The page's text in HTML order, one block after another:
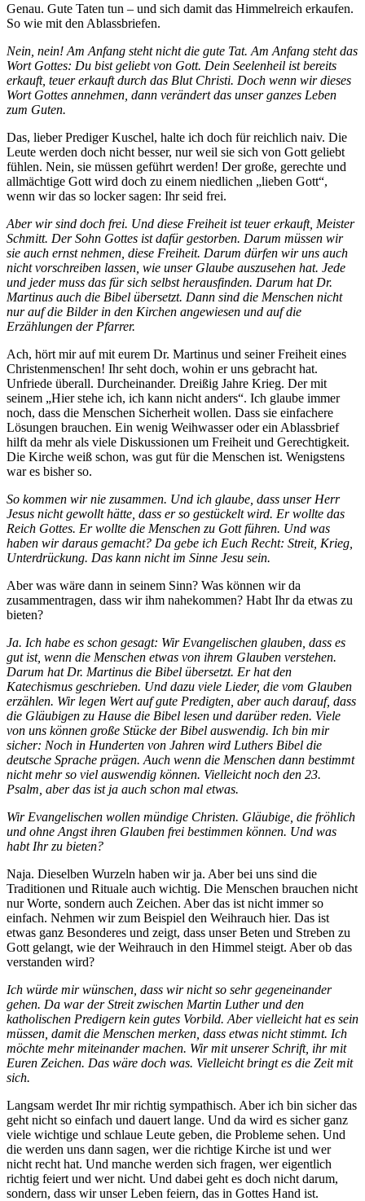
Genau. Gute Taten tun – und sich damit das Himmelreich erkaufen.
So wie mit den Ablassbriefen.
Nein, nein! Am Anfang steht nicht die gute Tat. Am Anfang steht das
Wort Gottes: Du bist geliebt von Gott. Dein Seelenheil ist bereits
erkauft, teuer erkauft durch das Blut Christi. Doch wenn wir dieses
Wort Gottes annehmen, dann verändert das unser ganzes Leben
zum Guten.
Das, lieber Prediger Kuschel, halte ich doch für reichlich naiv. Die
Leute werden doch nicht besser, nur weil sie sich von Gott geliebt
fühlen. Nein, sie müssen geführt werden! Der große, gerechte und
allmächtige Gott wird doch zu einem niedlichen „lieben Gott“,
wenn wir das so locker sagen: Ihr seid frei.
Aber wir sind doch frei. Und diese Freiheit ist teuer erkauft, Meister
Schmitt. Der Sohn Gottes ist dafür gestorben. Darum müssen wir
sie auch ernst nehmen, diese Freiheit. Darum dürfen wir uns auch
nicht vorschreiben lassen, wie unser Glaube auszusehen hat. Jede
und jeder muss das für sich selbst herausfinden. Darum hat Dr.
Martinus auch die Bibel übersetzt. Dann sind die Menschen nicht
nur auf die Bilder in den Kirchen angewiesen und auf die
Erzählungen der Pfarrer.
Ach, hört mir auf mit eurem Dr. Martinus und seiner Freiheit eines
Christenmenschen! Ihr seht doch, wohin er uns gebracht hat.
Unfriede überall. Durcheinander. Dreißig Jahre Krieg. Der mit
seinem „Hier stehe ich, ich kann nicht anders“. Ich glaube immer
noch, dass die Menschen Sicherheit wollen. Dass sie einfachere
Lösungen brauchen. Ein wenig Weihwasser oder ein Ablassbrief
hilft da mehr als viele Diskussionen um Freiheit und Gerechtigkeit.
Die Kirche weiß schon, was gut für die Menschen ist. Wenigstens
war es bisher so.
So kommen wir nie zusammen. Und ich glaube, dass unser Herr
Jesus nicht gewollt hätte, dass er so gestückelt wird. Er wollte das
Reich Gottes. Er wollte die Menschen zu Gott führen. Und was
haben wir daraus gemacht? Da gebe ich Euch Recht: Streit, Krieg,
Unterdrückung. Das kann nicht im Sinne Jesu sein.
Aber was wäre dann in seinem Sinn? Was können wir da
zusammentragen, dass wir ihm nahekommen? Habt Ihr da etwas zu
bieten?
Ja. Ich habe es schon gesagt: Wir Evangelischen glauben, dass es
gut ist, wenn die Menschen etwas von ihrem Glauben verstehen.
Darum hat Dr. Martinus die Bibel übersetzt. Er hat den
Katechismus geschrieben. Und dazu viele Lieder, die vom Glauben
erzählen. Wir legen Wert auf gute Predigten, aber auch darauf, dass
die Gläubigen zu Hause die Bibel lesen und darüber reden. Viele
von uns können große Stücke der Bibel auswendig. Ich bin mir
sicher: Noch in Hunderten von Jahren wird Luthers Bibel die
deutsche Sprache prägen. Auch wenn die Menschen dann bestimmt
nicht mehr so viel auswendig können. Vielleicht noch den 23.
Psalm, aber das ist ja auch schon mal etwas.
Wir Evangelischen wollen mündige Christen. Gläubige, die fröhlich
und ohne Angst ihren Glauben frei bestimmen können. Und was
habt Ihr zu bieten?
Naja. Dieselben Wurzeln haben wir ja. Aber bei uns sind die
Traditionen und Rituale auch wichtig. Die Menschen brauchen nicht
nur Worte, sondern auch Zeichen. Aber das ist nicht immer so
einfach. Nehmen wir zum Beispiel den Weihrauch hier. Das ist
etwas ganz Besonderes und zeigt, dass unser Beten und Streben zu
Gott gelangt, wie der Weihrauch in den Himmel steigt. Aber ob das
verstanden wird?
Ich würde mir wünschen, dass wir nicht so sehr gegeneinander
gehen. Da war der Streit zwischen Martin Luther und den
katholischen Predigern kein gutes Vorbild. Aber vielleicht hat es sein
müssen, damit die Menschen merken, dass etwas nicht stimmt. Ich
möchte mehr miteinander machen. Wir mit unserer Schrift, ihr mit
Euren Zeichen. Das wäre doch was. Vielleicht bringt es die Zeit mit
sich.
Langsam werdet Ihr mir richtig sympathisch. Aber ich bin sicher das
geht nicht so einfach und dauert lange. Und da wird es sicher ganz
viele wichtige und schlaue Leute geben, die Probleme sehen. Und
die werden uns dann sagen, wer die richtige Kirche ist und wer
nicht recht hat. Und manche werden sich fragen, wer eigentlich
richtig feiert und wer nicht. Und dabei geht es doch nicht darum,
sondern, dass wir unser Leben feiern, das in Gottes Hand ist.